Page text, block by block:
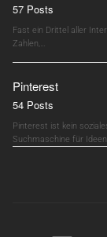
57 Posts
Fast ein Drittel aller
Zahlen,…
Pinterest
54 Posts
Pinterest ist kein
Suchmaschine für